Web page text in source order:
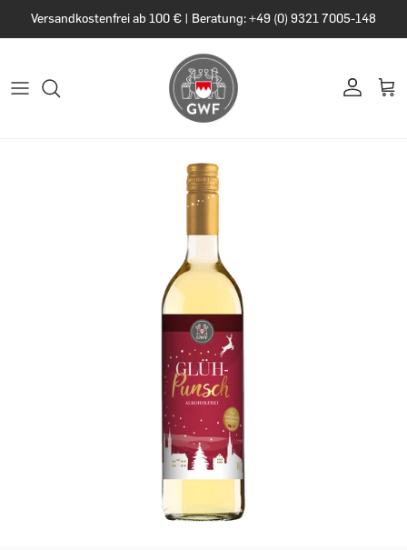
Versandkostenfrei ab 100 € | Beratung: +49 (0) 9321 7005-148